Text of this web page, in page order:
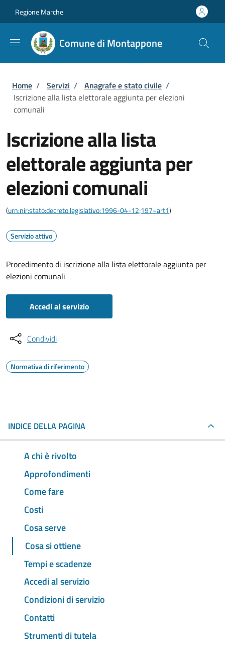
Regione Marche
Comune di Montappone
Briciole di pane
Home / Servizi / Anagrafe e stato civile /
Iscrizione alla lista elettorale aggiunta per elezioni
comunali
Iscrizione alla lista
elettorale aggiunta per
elezioni comunali
(urn:nir:stato:decreto.legislativo:1996-04-12;197~art1)
Servizio attivo
Procedimento di iscrizione alla lista elettorale aggiunta per
elezioni comunali
Accedi al servizio
Condividi
Normativa di riferimento
INDICE DELLA PAGINA
A chi è rivolto
Approfondimenti
Come fare
Costi
Cosa serve
Cosa si ottiene
Tempi e scadenze
Accedi al servizio
Condizioni di servizio
Contatti
Strumenti di tutela